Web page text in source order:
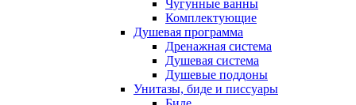
Чугунные ванны
Комплектующие
Душевая программа
Дренажная система
Душевая система
Душевые поддоны
Унитазы, биде и писсуары